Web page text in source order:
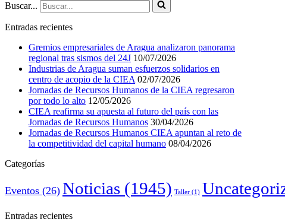
Buscar...
Entradas recientes
Gremios empresariales de Aragua analizaron panorama
regional tras sismos del 24J 10/07/2026
Industrias de Aragua suman esfuerzos solidarios en
centro de acopio de la CIEA 02/07/2026
Jornadas de Recursos Humanos de la CIEA regresaron
por todo lo alto 12/05/2026
CIEA reafirma su apuesta al futuro del país con las
Jornadas de Recursos Humanos 30/04/2026
Jornadas de Recursos Humanos CIEA apuntan al reto de
la competitividad del capital humano 08/04/2026
Categorías
Eventos (26) Noticias (1945) Taller (1)
Entradas recientes